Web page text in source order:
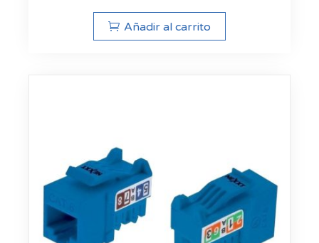
Añadir al carrito